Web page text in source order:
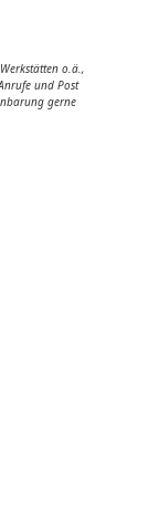
o.ä.,
und Post
gerne